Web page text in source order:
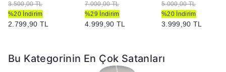
3.500,00 TL
%20 İndirim
2.799,90 TL
7.000,00 TL
%29 İndirim
4.999,90 TL
5.000,00 TL
%20 İndirim
3.999,90 TL
Bu Kategorinin En Çok Satanları